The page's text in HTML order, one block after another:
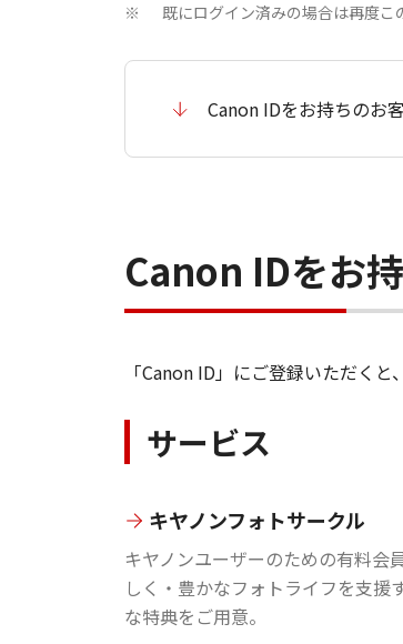
※ 既にログイン済みの場合は再度こ
Canon IDをお持ちのお
Canon IDをお
「Canon ID」にご登録いただく
サービス
キヤノンフォトサークル
キヤノンユーザーのための有料会
しく・豊かなフォトライフを支援
な特典をご用意。